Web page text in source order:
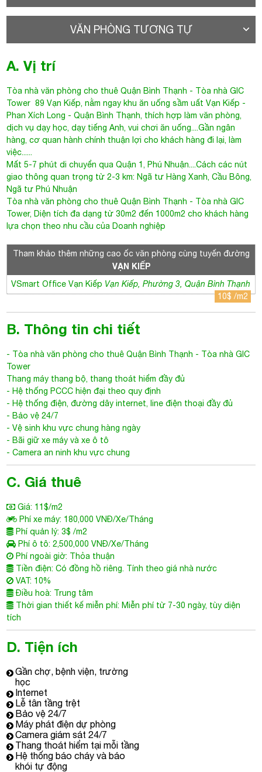
VĂN PHÒNG TƯƠNG TỰ
A. Vị trí
Tòa nhà văn phòng cho thuê Quận Bình Thạnh - Tòa nhàGIC
Tower 89 Vạn Kiếp, nằm ngay khu ăn uống sầm uất Vạn Kiếp -
Phan Xích Long - Quận Bình Thạnh, thích hợp làm văn phòng,
dịch vụ dạy học, dạy tiếng Anh, vui chơi ăn uống....Gần ngân
hàng, cơ quan hành chính thuận lợi cho khách hàng đi lại, làm
việc......
Mất 5-7 phút di chuyển qua Quận 1, Phú Nhuận....Cách các nút
giao thông quan trọng từ 2-3 km: Ngã tư Hàng Xanh, Cầu Bông,
Ngã tư Phú Nhuận
Tòa nhà văn phòng cho thuê Quận Bình Thạnh - Tòa nhà GIC
Tower, Diện tích đa dạng từ 30m2 đến 1000m2 cho khách hàng
lựa chọn theo nhu cầu của Doanh nghiệp
Tham khảo thêm những cao ốc văn phòng cùng tuyến đường
VẠN KIẾP
VSmart Office Vạn Kiếp Vạn Kiếp, Phường 3, Quận Bình Thạnh
10$ /m2
B. Thông tin chi tiết
- Tòa nhà văn phòng cho thuê Quận Bình Thạnh - Tòa nhàGIC
Tower
Thang máy thang bộ, thang thoát hiểm đầy đủ
- Hệ thống PCCC hiện đại theo quy định
- Hệ thống điện, đường dây internet, line điện thoại đầy đủ
- Bảo vệ 24/7
- Vệ sinh khu vực chung hàng ngày
- Bãi giữ xe máy và xe ô tô
- Camera an ninh khu vực chung
C. Giá thuê
Giá: 11$/m2
Phí xe máy: 180,000 VNĐ/Xe/Tháng
Phí quản lý: 3$ /m2
Phí ô tô: 2,500,000 VNĐ/Xe/Tháng
Phí ngoài giờ: Thỏa thuận
Tiền điện: Có đồng hồ riêng. Tính theo giá nhà nước
VAT: 10%
Điều hoà: Trung tâm
Thời gian thiết kế miễn phí: Miễn phí từ 7-30 ngày, tùy diện
tích
D. Tiện ích
Gần chợ, bệnh viện, trường
học
Internet
Lễ tân tầng trệt
Bảo vệ 24/7
Máy phát điện dự phòng
Camera giám sát 24/7
Thang thoát hiểm tại mỗi tầng
Hệ thống báo cháy và báo
khói tự động